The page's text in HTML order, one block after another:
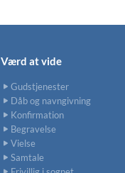
Værd at vide
Gudstjenester
Dåb og navngivning
Konfirmation
Begravelse
Vielse
Samtale